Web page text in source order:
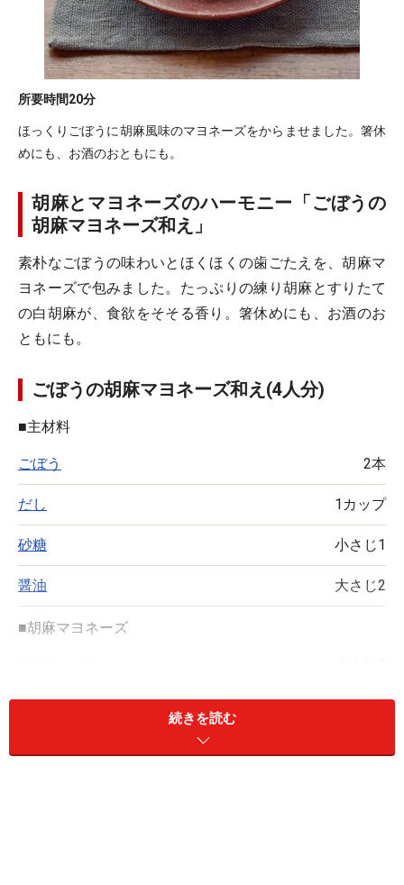
所要時間20分
ほっくりごぼうに胡麻風味のマヨネーズをからませました。箸休
めにも、お酒のおともにも。
胡麻とマヨネーズのハーモニー「ごぼうの
胡麻マヨネーズ和え」
素朴なごぼうの味わいとほくほくの歯ごたえを、胡麻マ
ヨネーズで包みました。たっぷりの練り胡麻とすりたて
の白胡麻が、食欲をそそる香り。箸休めにも、お酒のお
ともにも。
ごぼうの胡麻マヨネーズ和え(4人分)
■主材料
ごぼう 2本
だし 1カップ
砂糖 小さじ1
醤油 大さじ2
■胡麻マヨネーズ
白ごま 大さじ1
続きを読む